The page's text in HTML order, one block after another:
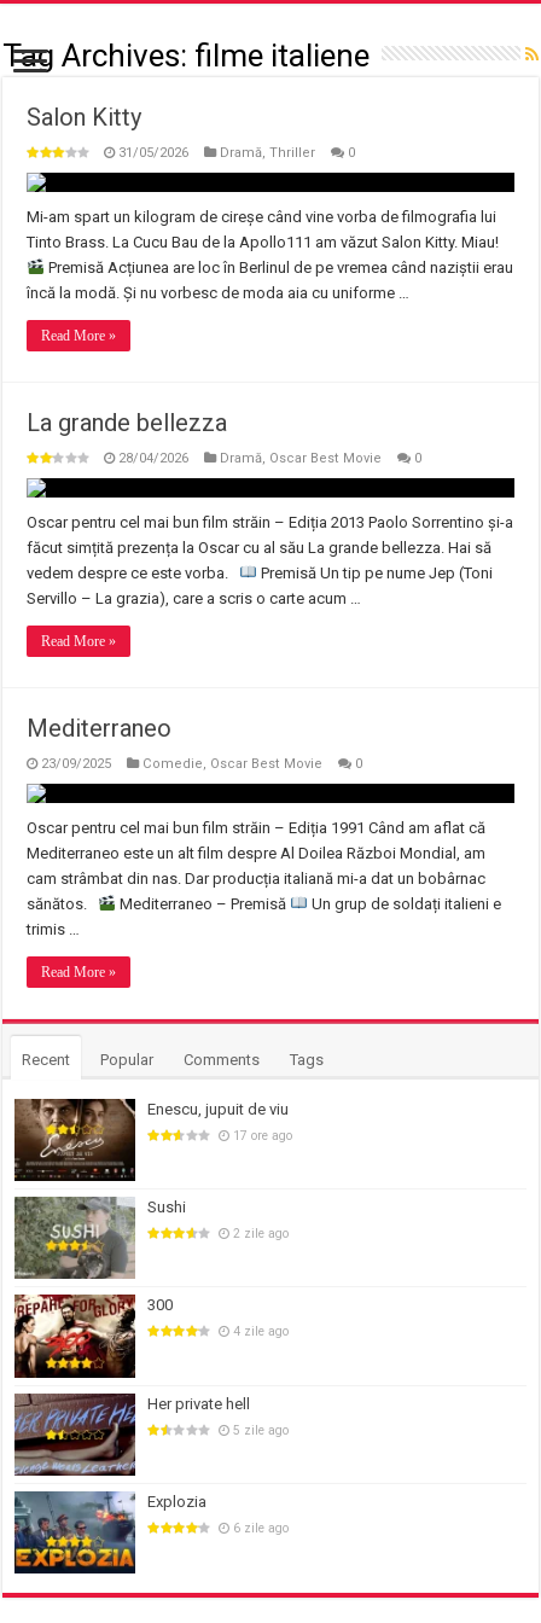
Tag Archives: filme italiene
Salon Kitty
31/05/2026 Dramă,Thriller 0
Mi-am spart un kilogram de cireșe când vine vorba de filmografia lui
Tinto Brass. La Cucu Bau de la Apollo111 am văzut Salon Kitty. Miau!
Premisă Acțiunea are loc în Berlinul de pe vremea când naziștii erau
încă la modă. Și nu vorbesc de moda aia cu uniforme …
Read More »
La grande bellezza
28/04/2026 Dramă, Oscar Best Movie 0
Oscar pentru cel mai bun film străin – Ediția 2013 Paolo Sorrentino și-a
făcut simțită prezența la Oscar cu al său La grande bellezza. Hai să
vedem despre ce este vorba.
Premisă Un tip pe nume Jep (Toni
Servillo – La grazia), care a scris o carte acum …
Read More »
Mediterraneo
23/09/2025 Comedie, Oscar Best Movie 0
Oscar pentru cel mai bun film străin – Ediția 1991 Când am aflat că
Mediterraneo este un alt film despre Al Doilea Război Mondial, am
cam strâmbat din nas. Dar producția italiană mi-a dat un bobârnac
sănătos.
Mediterraneo – Premisă
Un grup de soldați italieni e
trimis …
Read More »
Recent Popular Comments Tags
Enescu, jupuit de viu
17 ore ago
Sushi
2 zile ago
300
4 zile ago
Her private hell
5 zile ago
Explozia
6 zile ago